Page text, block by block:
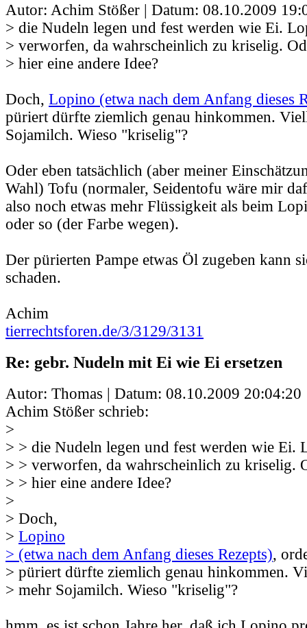
Autor: Achim Stößer | Datum: 08.10.2009
> die Nudeln legen und fest werden wie Ei.
> verworfen, da wahrscheinlich zu kriselig.
> hier eine andere Idee?
Doch, Lopino (etwa nach dem Anfang dieses
püriert dürfte ziemlich genau hinkommen.
Sojamilch. Wieso "kriselig"?
Oder eben tatsächlich (aber meiner
Wahl) Tofu (normaler, Seidentofu wäre mir
also noch etwas mehr Flüssigkeit als beim
oder so (der Farbe wegen).
Der pürierten Pampe etwas Öl zugeben kann
schaden.
Achim
tierrechtsforen.de/3/3129/3131
Re: gebr. Nudeln mit Ei wie Ei ersetzen
Autor: Thomas | Datum: 08.10.2009 20:04:20
Achim Stößer schrieb:
>
> > die Nudeln legen und fest werden wie Ei.
> > verworfen, da wahrscheinlich zu kriselig.
> > hier eine andere Idee?
>
> Doch,
> Lopino
> (etwa nach dem Anfang dieses Rezepts),
> püriert dürfte ziemlich genau hinkommen.
> mehr Sojamilch. Wieso "kriselig"?